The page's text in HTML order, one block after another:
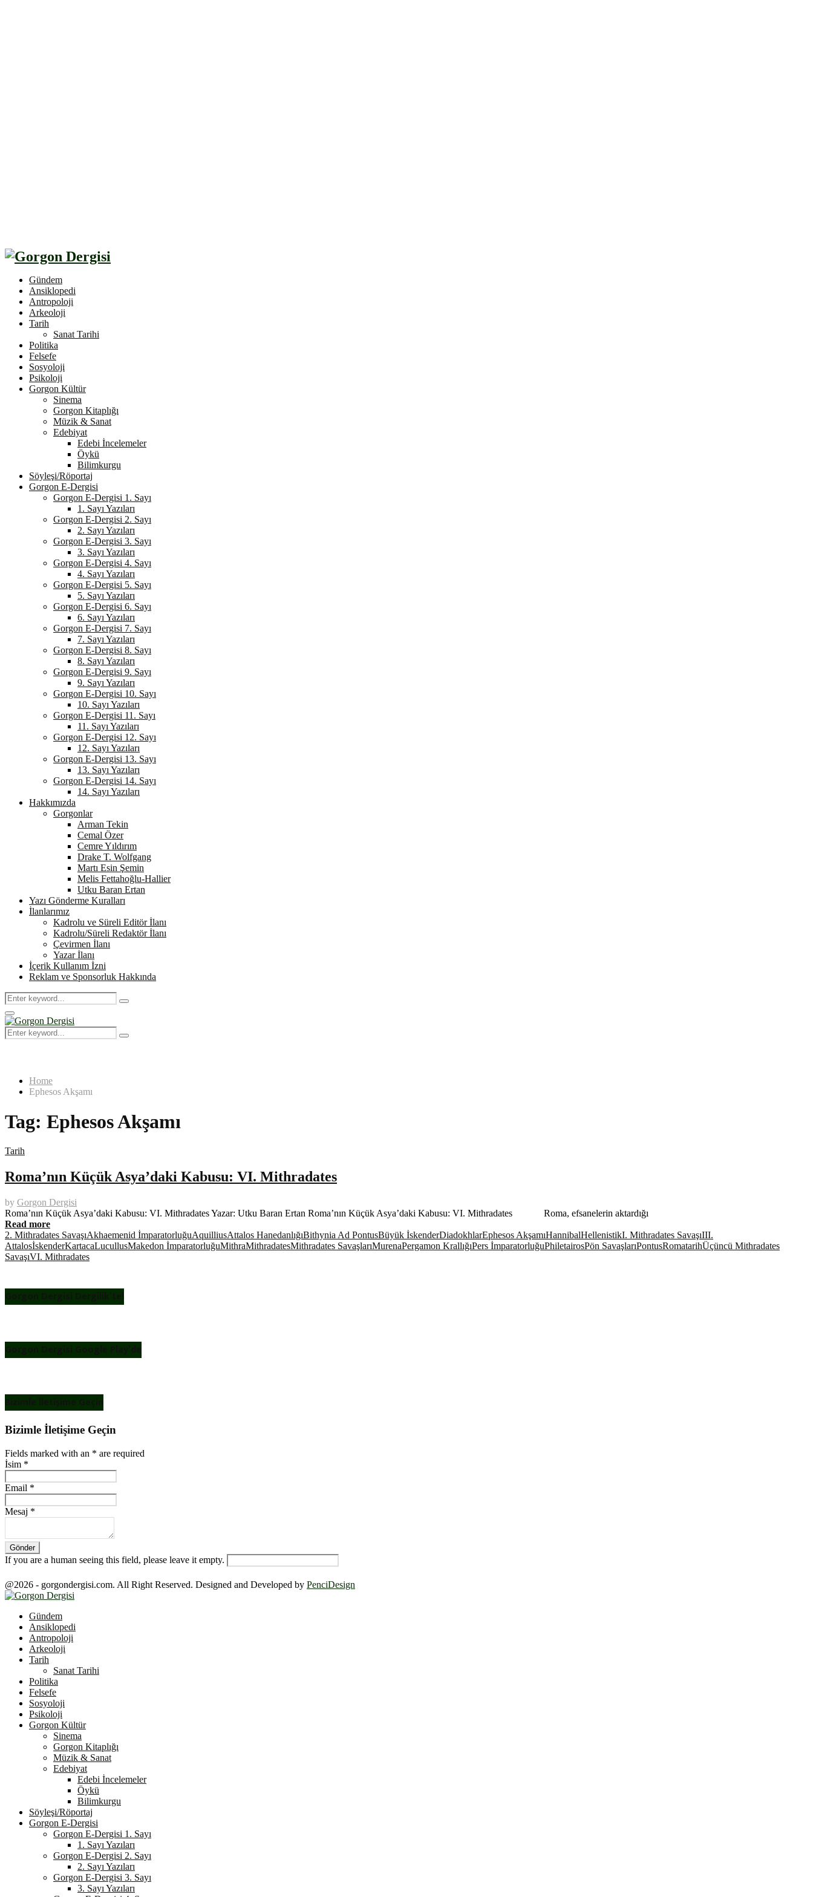
Gündem
Ansiklopedi
Antropoloji
Arkeoloji
Tarih
Sanat Tarihi
Politika
Felsefe
Sosyoloji
Psikoloji
Gorgon Kültür
Sinema
Gorgon Kitaplığı
Müzik & Sanat
Edebiyat
Edebi İncelemeler
Öykü
Bilimkurgu
Söyleşi/Röportaj
Gorgon E-Dergisi
Gorgon E-Dergisi 1. Sayı
1. Sayı Yazıları
Gorgon E-Dergisi 2. Sayı
2. Sayı Yazıları
Gorgon E-Dergisi 3. Sayı
3. Sayı Yazıları
Gorgon E-Dergisi 4. Sayı
4. Sayı Yazıları
Gorgon E-Dergisi 5. Sayı
5. Sayı Yazıları
Gorgon E-Dergisi 6. Sayı
6. Sayı Yazıları
Gorgon E-Dergisi 7. Sayı
7. Sayı Yazıları
Gorgon E-Dergisi 8. Sayı
8. Sayı Yazıları
Gorgon E-Dergisi 9. Sayı
9. Sayı Yazıları
Gorgon E-Dergisi 10. Sayı
10. Sayı Yazıları
Gorgon E-Dergisi 11. Sayı
11. Sayı Yazıları
Gorgon E-Dergisi 12. Sayı
12. Sayı Yazıları
Gorgon E-Dergisi 13. Sayı
13. Sayı Yazıları
Gorgon E-Dergisi 14. Sayı
14. Sayı Yazıları
Hakkımızda
Gorgonlar
Arman Tekin
Cemal Özer
Cemre Yıldırım
Drake T. Wolfgang
Martı Esin Şemin
Melis Fettahoğlu-Hallier
Utku Baran Ertan
Yazı Gönderme Kuralları
İlanlarımız
Kadrolu ve Süreli Editör İlanı
Kadrolu/Süreli Redaktör İlanı
Çevirmen İlanı
Yazar İlanı
İçerik Kullanım İzni
Reklam ve Sponsorluk Hakkında
Search
for:
Search
Primary
Menu
Search
for:
Search
Home
Ephesos Akşamı
Tag: Ephesos Akşamı
Tarih
Roma’nın Küçük Asya’daki Kabusu: VI. Mithradates
by Gorgon Dergisi
Roma’nın Küçük Asya’daki Kabusu: VI. Mithradates Yazar: Utku Baran Ertan Roma’nın Küçük Asya’daki Kabusu: VI. Mithradates Roma, efsanelerin aktardığı
Read more
2. Mithradates SavaşıAkhaemenid İmparatorluğuAquilliusAttalos HanedanlığıBithynia Ad PontusBüyük İskenderDiadokhlarEphesos AkşamıHannibalHellenistikI. Mithradates SavaşıIII.
AttalosİskenderKartacaLucullusMakedon İmparatorluğuMithraMithradatesMithradates SavaşlarıMurenaPergamon KrallığıPers İmparatorluğuPhiletairosPön SavaşlarıPontusRomatarihÜçüncü Mithradates
SavaşıVI. Mithradates
Gorgon Dergisi Dergilik’te!
Gorgon Dergisi Google Play’de
Bizimle İletişime Geçin
Bizimle İletişime Geçin
Fields marked with an * are required
İsim *
Email *
Mesaj *
If you are a human seeing this field, please leave it empty.
@2026 - gorgondergisi.com. All Right Reserved. Designed and Developed by PenciDesign
Gündem
Ansiklopedi
Antropoloji
Arkeoloji
Tarih
Sanat Tarihi
Politika
Felsefe
Sosyoloji
Psikoloji
Gorgon Kültür
Sinema
Gorgon Kitaplığı
Müzik & Sanat
Edebiyat
Edebi İncelemeler
Öykü
Bilimkurgu
Söyleşi/Röportaj
Gorgon E-Dergisi
Gorgon E-Dergisi 1. Sayı
1. Sayı Yazıları
Gorgon E-Dergisi 2. Sayı
2. Sayı Yazıları
Gorgon E-Dergisi 3. Sayı
3. Sayı Yazıları